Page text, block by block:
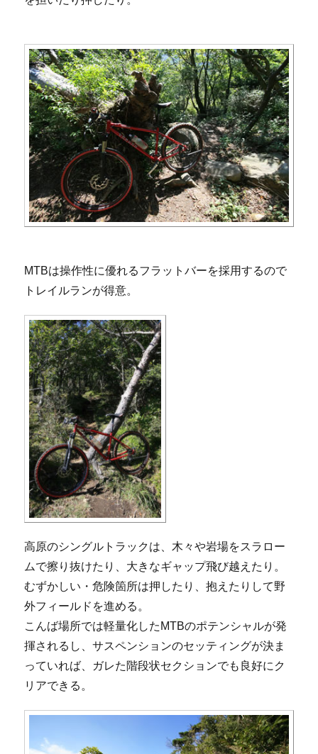
MTBは操作性に優れるフラットバーを採用するので
トレイルランが得意。
高原のシングルトラックは、木々や岩場をスラロー
ムで擦り抜けたり、大きなギャップ飛び越えたり。
むずかしい・危険箇所は押したり、抱えたりして野
外フィールドを進める。
こんば場所では軽量化したMTBのポテンシャルが発
揮されるし、サスペンションのセッティングが決ま
っていれば、ガレた階段状セクションでも良好にク
リアできる。